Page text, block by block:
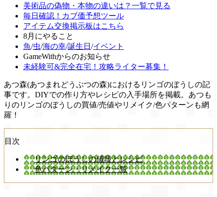
美術品の偽物・本物の違いは？一覧で見る
毎日確認！カブ価予想ツール
アイテム交換掲示板はこちら
8月にやること
魚/虫/海の幸/誕生日 /イベント
GameWithからのお知らせ
未経験可&完全在宅！攻略ライター募集！
あつ森(あつまれどうぶつの森)におけるリンゴのぼうしの記
事です。DIYでの作り方やレシピの入手場所を掲載。あつも
りのリンゴのぼうしの買値/売値やリメイク/色パターンも網
羅！
目次
リンゴのぼうしの値段とレシピ
色パターン・リメイク一覧